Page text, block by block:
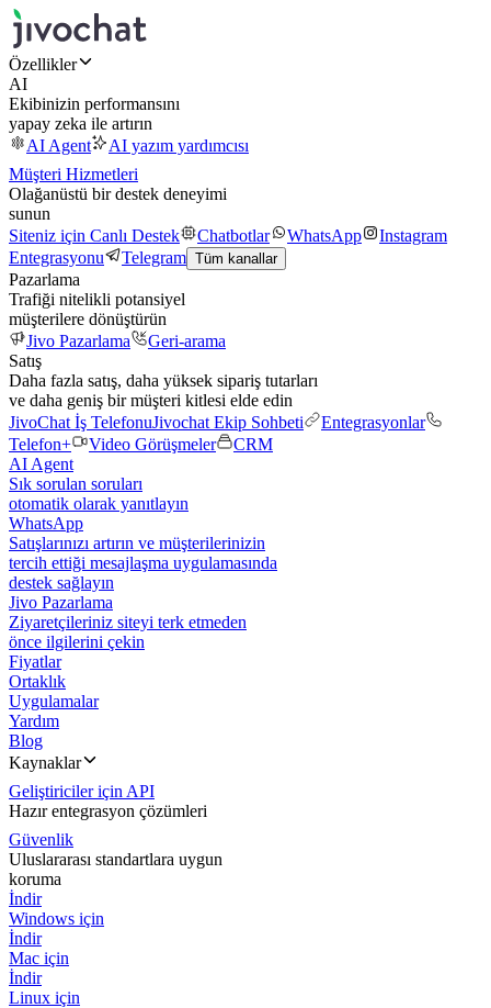
Özellikler
AI
Ekibinizin performansını
yapay zeka ile artırın
AI Agent
AI yazım yardımcısı
Müşteri Hizmetleri
Olağanüstü bir destek deneyimi
sunun
Siteniz için Canlı Destek
Chatbotlar WhatsApp
Instagram
Entegrasyonu
Telegram Tüm kanallar
Pazarlama
Trafiği nitelikli potansiyel
müşterilere dönüştürün
Jivo Pazarlama
Geri-arama
Satış
Daha fazla satış, daha yüksek sipariş tutarları
ve daha geniş bir müşteri kitlesi elde edin
JivoChat İş TelefonuJivochat Ekip Sohbeti
Entegrasyonlar
Telefon+
Video Görüşmeler
CRM
AI Agent
Sık sorulan soruları
otomatik olarak yanıtlayın
WhatsApp
Satışlarınızı artırın ve müşterilerinizin
tercih ettiği mesajlaşma uygulamasında
destek sağlayın
Jivo Pazarlama
Ziyaretçileriniz siteyi terk etmeden
önce ilgilerini çekin
Fiyatlar
Ortaklık
Uygulamalar
Yardım
Blog
Kaynaklar
Geliştiriciler için API
Hazır entegrasyon çözümleri
Güvenlik
Uluslararası standartlara uygun
koruma
İndir
Windows için
İndir
Mac için
İndir
Linux için